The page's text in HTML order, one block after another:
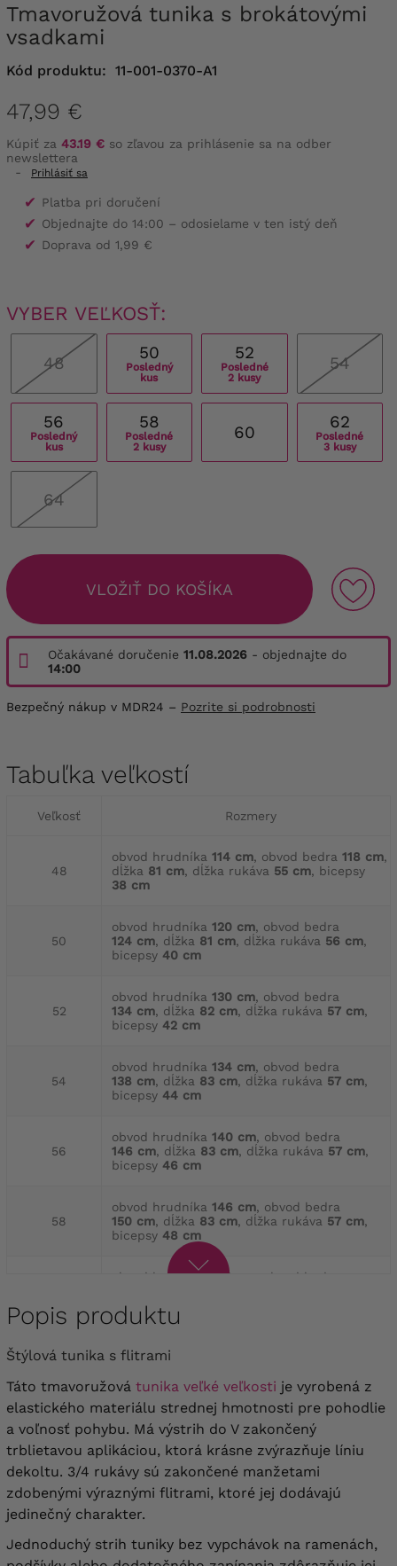
Tmavoružová tunika s brokátovými
vsadkami
Kód produktu: 11-001-0370-A1
47,99 €
Kúpiť za 43.19 € so zľavou za prihlásenie sa na odber
newslettera
-
Prihlásiť sa
✔ Platba pri doručení
✔ Objednajte do 14:00 – odosielame v ten istý deň
✔ Doprava od 1,99 €
VYBER VEĽKOSŤ:
48
50
Posledný
kus
52
Posledné
2 kusy
54
56
Posledný
kus
58
Posledné
2 kusy
60
62
Posledné
3 kusy
64
VLOŽIŤ DO KOŠÍKA
Očakávané doručenie 11.08.2026 - objednajte do
14:00
Bezpečný nákup v MDR24 – Pozrite si podrobnosti
Tabuľka veľkostí
Veľkosť Rozmery
48
obvod hrudníka 114 cm, obvod bedra 118 cm,
dĺžka 81 cm, dĺžka rukáva 55 cm, bicepsy
38 cm
50
obvod hrudníka 120 cm, obvod bedra
124 cm, dĺžka 81 cm, dĺžka rukáva 56 cm,
bicepsy 40 cm
52
obvod hrudníka 130 cm, obvod bedra
134 cm, dĺžka 82 cm, dĺžka rukáva 57 cm,
bicepsy 42 cm
54
obvod hrudníka 134 cm, obvod bedra
138 cm, dĺžka 83 cm, dĺžka rukáva 57 cm,
bicepsy 44 cm
56
obvod hrudníka 140 cm, obvod bedra
146 cm, dĺžka 83 cm, dĺžka rukáva 57 cm,
bicepsy 46 cm
58
obvod hrudníka 146 cm, obvod bedra
150 cm, dĺžka 83 cm, dĺžka rukáva 57 cm,
bicepsy 48 cm
obvod hrudníka 150 cm
, obvod bedra
bicepsy
62
obvod hrudníka
162 cm, dĺžka
64
obvod hrudníka 162 cm, obvod bedra
166 cm , dĺžka 87 cm, dĺžka rukáva
bicepsy
54 cm
Popis produktu
Štýlová tunika s flitrami
Táto tmavoružová tunika veľké veľkosti je vyrobená z
elastického materiálu strednej hmotnosti pre pohodlie
a voľnosť pohybu. Má výstrih do V zakončený
trblietavou aplikáciou, ktorá krásne zvýrazňuje líniu
dekoltu. 3/4 rukávy sú zakončené manžetami
zdobenými výraznými flitrami, ktoré jej dodávajú
jedinečný charakter.
Jednoduchý strih tuniky bez vypchávok na ramenách,